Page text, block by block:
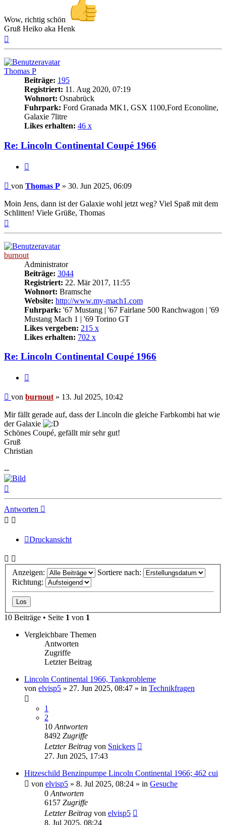
Wow, richtig schön
Gruß Heiko aka Henk
Thomas P
Beiträge: 195
Registriert: 11. Aug 2020, 07:19
Wohnort: Osnabrück
Fuhrpark: Ford Granada MK1, GSX 1100,Ford Econoline,
Galaxie 7litre
Likes erhalten: 46 x
Re: Lincoln Continental Coupé 1966
Beitrag
von Thomas P » 30. Jun 2025, 06:09
Moin Jens, dann ist der Galaxie wohl jetzt weg? Viel Spaß mit dem
Schlitten! Viele Grüße, Thomas
burnout
Administrator
Beiträge: 3044
Registriert: 22. Mär 2017, 11:55
Wohnort: Bramsche
Website: http://www.my-mach1.com
Fuhrpark: '67 Mustang | '67 Fairlane 500 Ranchwagon | '69
Mustang Mach 1 | '69 Torino GT
Likes vergeben: 215 x
Likes erhalten: 702 x
Re: Lincoln Continental Coupé 1966
Beitrag
von burnout » 13. Jul 2025, 10:42
Mir fällt gerade auf, dass der Lincoln die gleiche Farbkombi hat wie
der Galaxie
Schönes Coupé, gefällt mir sehr gut!
Gruß
Christian
--
Antworten
Druckansicht
Anzeigen:
Sortiere nach:
Richtung:
10 Beiträge • Seite 1 von 1
Vergleichbare Themen
Antworten
Zugriffe
Letzter Beitrag
Lincoln Continental 1966, Tankprobleme
von elvisp5 » 27. Jun 2025, 08:47 » in Technikfragen
1
2
10 Antworten
8492 Zugriffe
Letzter Beitrag von Snickers
27. Jun 2025, 17:43
Hitzeschild Benzinpumpe Lincoln Continental 1966; 462 cui
von elvisp5 » 8. Jul 2025, 08:24 » in Gesuche
0 Antworten
6157 Zugriffe
Letzter Beitrag von elvisp5
8. Jul 2025, 08:24